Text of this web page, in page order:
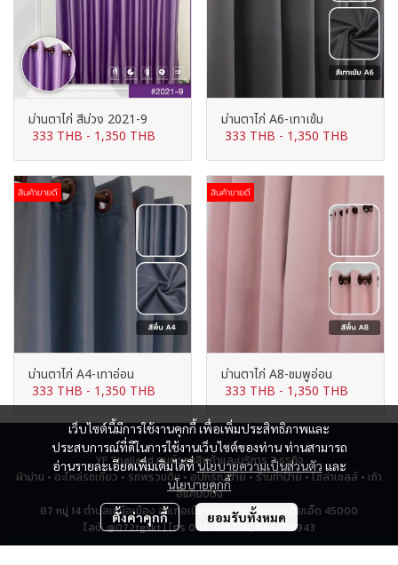
ม่านตาไก่ สีม่วง 2021-9
333 THB - 1,350 THB
ม่านตาไก่ A6-เทาเข้ม
333 THB - 1,350 THB
สินค้าขายดี
ม่านตาไก่ A4-เทาอ่อน
333 THB - 1,350 THB
สินค้าขายดี
ม่านตาไก่ A8-ชมพูอ่อน
333 THB - 1,350 THB
เว็บไซต์นี้มีการใช้งานคุกกี้ เพื่อเพิ่มประสิทธิภาพและ
ประสบการณ์ที่ดีในการใช้งานเว็บไซต์ของท่าน ท่านสามารถ
อ่านรายละเอียดเพิ่มเติมได้ที่นโยบายความเป็นส่วนตัว และ
นโยบายคุกกี้
ตั้งค่าคุกกี้ ยอมรับทั้งหมด
YF Thailand ศูนย์รวมสินค้าและบริการ 7 ธุรกิจ
ผ้าม่าน • อะไหล่รถเกี่ยว • รถพรวนดิน • อุปกรณ์ป้าย • ร้านทำป้าย • โซล่าเซลล์ • เก้า
อี้แคมป์ปิ้ง
87 หมู่ 14 ตำบลเหนือเมือง อำเภอเมืองร้อยเอ็ด จังหวัดร้อยเอ็ด 45000
ไลน์: @072tgskt | โทร 043-518259, 0951715943